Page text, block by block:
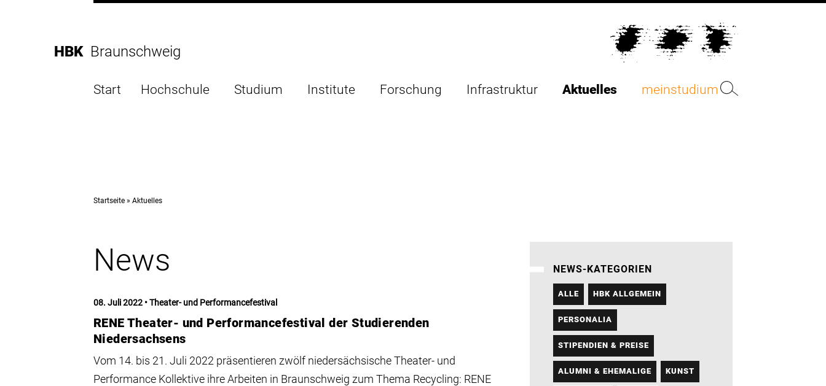
Hauptnavigation
HBK Braunschweig
Start Hochschule Studium Institute Forschung Infrastruktur Aktuelles meinstudium
Startseite Aktuelles
News
08. Juli 2022 Theater- und Performancefestival
RENE Theater- und Performancefestival der Studierenden
Niedersachsens
Vom 14. bis 21. Juli 2022 präsentieren zwölf niedersächsische Theater- und
Performance Kollektive ihre Arbeiten in Braunschweig zum Thema Recycling: RENE
NEWS-KATEGORIEN
ALLE HBK ALLGEMEIN
PERSONALIA
STIPENDIEN & PREISE
ALUMNI & EHEMALIGE KUNST